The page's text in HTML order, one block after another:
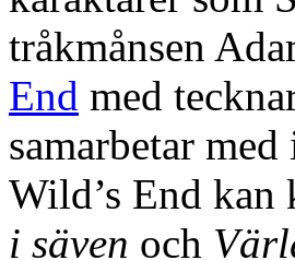
tråkmånsen
End med
samarbetar med
Wild’s End
i säven och